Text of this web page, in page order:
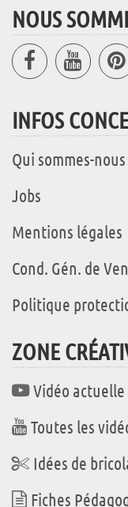
NOUS
INFOS
Qui sommes-nous
Jobs
Mentions légales
Cond. Gén. de
Politique
ZONE
Vidéo actuelle
Toutes les
Idées de
Fiches